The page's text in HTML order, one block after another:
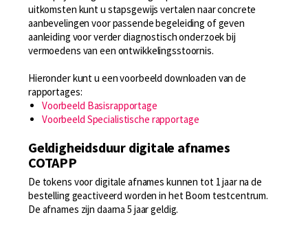
uitkomsten kunt u stapsgewijs vertalen naar concrete
aanbevelingen voor passende begeleiding of geven
aanleiding voor verder diagnostisch onderzoek bij
vermoedens van een ontwikkelingsstoornis.
Hieronder kunt u een voorbeeld downloaden van de
rapportages:
Voorbeeld Basisrapportage
Voorbeeld Specialistische rapportage
Geldigheidsduur digitale afnames
COTAPP
De tokens voor digitale afnames kunnen tot 1 jaar na de
bestelling geactiveerd worden in het Boom testcentrum.
De afnames zijn daarna 5 jaar geldig.